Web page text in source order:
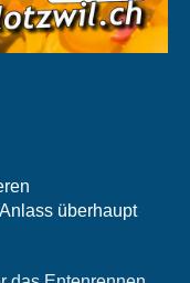
überhaupt